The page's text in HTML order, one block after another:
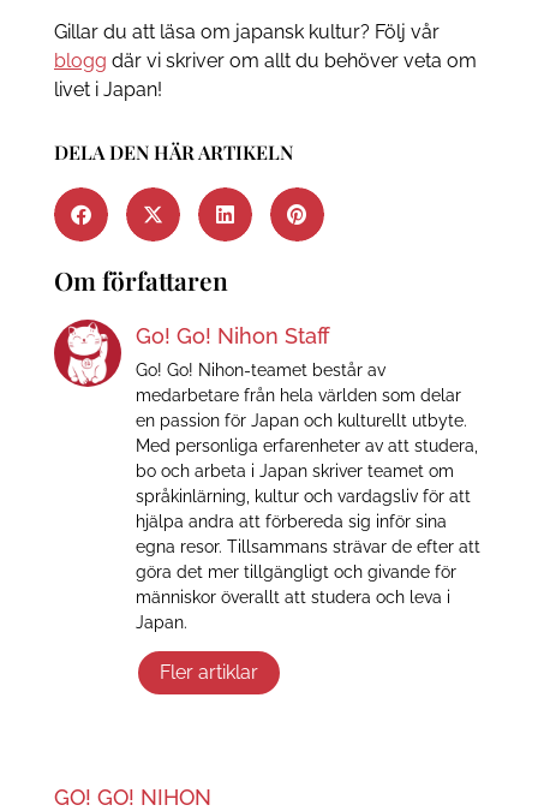
Gillar du att läsa om japansk kultur? Följ vår
blogg där vi skriver om allt du behöver veta om
livet i Japan!
DELA DEN HÄR ARTIKELN
Om författaren
Go! Go! Nihon Staff
Go! Go! Nihon-teamet består av
medarbetare från hela världen som delar
en passion för Japan och kulturellt utbyte.
Med personliga erfarenheter av att studera,
bo och arbeta i Japan skriver teamet om
språkinlärning, kultur och vardagsliv för att
hjälpa andra att förbereda sig inför sina
egna resor. Tillsammans strävar de efter att
göra det mer tillgängligt och givande för
människor överallt att studera och leva i
Japan.
Fler artiklar
GO! GO! NIHON